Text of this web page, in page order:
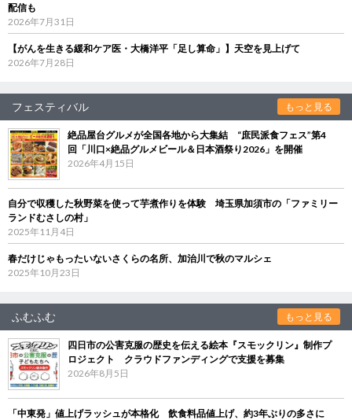
配信も
2026年7月31日
【がんを生きる緩和ケア医・大橋洋平「足し算命」】天空を見上げて
2026年7月28日
フェスティバル もっと見る
絶品屋台グルメが全国各地から大集結 “庶民派食フェス”第4
回「川口×絶品グルメビール＆日本酒祭り2026」を開催
2026年4月15日
自分で収穫した秋野菜を使って芋煮作りを体験 埼玉県加須市の「ファミリー
ランドむさしの村」
2025年11月4日
春だけじゃもったいないさくらの名所、加治川で秋のマルシェ
2025年10月23日
ふむふむ もっと見る
四日市の公害克服の歴史を伝える絵本『スモックリン』制作プ
ロジェクト クラウドファンディングで支援を募集
2026年8月5日
「中東発」値上げラッシュが本格化 飲食料品値上げ、約3年ぶりの多さに